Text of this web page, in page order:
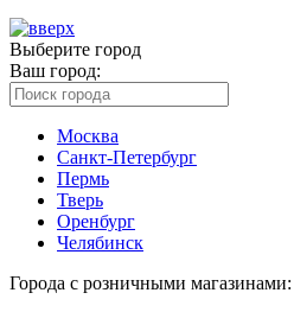
Выберите город
Ваш город:
Москва
Санкт-Петербург
Пермь
Тверь
Оренбург
Челябинск
Города с розничными магазинами: